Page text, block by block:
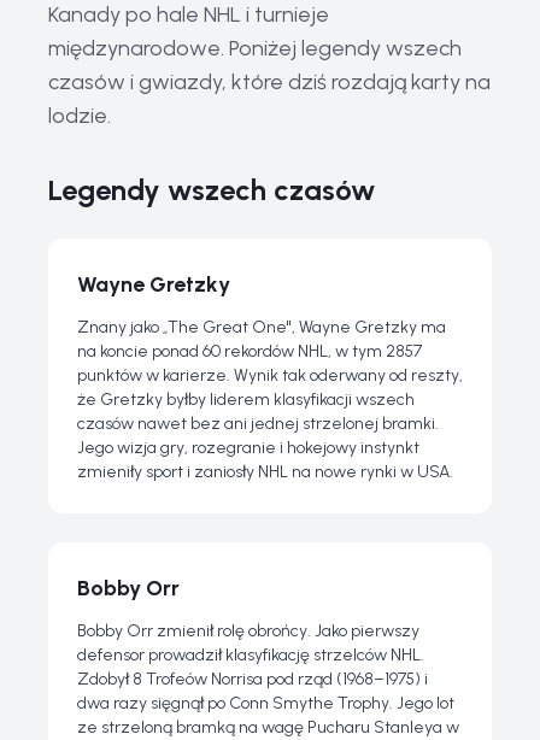
Kanady po hale NHL i turnieje
międzynarodowe. Poniżej legendy wszech
czasów i gwiazdy, które dziś rozdają karty na
lodzie.
Legendy wszech czasów
Wayne Gretzky
Znany jako „The Great One", Wayne Gretzky ma
na koncie ponad 60 rekordów NHL, w tym 2857
punktów w karierze. Wynik tak oderwany od reszty,
że Gretzky byłby liderem klasyfikacji wszech
czasów nawet bez ani jednej strzelonej bramki.
Jego wizja gry, rozegranie i hokejowy instynkt
zmieniły sport i zaniosły NHL na nowe rynki w USA.
Bobby Orr
Bobby Orr zmienił rolę obrońcy. Jako pierwszy
defensor prowadził klasyfikację strzelców NHL.
Zdobył 8 Trofeów Norrisa pod rząd (1968–1975) i
dwa razy sięgnął po Conn Smythe Trophy. Jego lot
ze strzeloną bramką na wagę Pucharu Stanleya w